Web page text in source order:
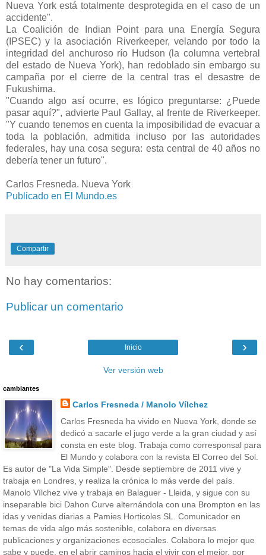
Nueva York está totalmente desprotegida en el caso de un
accidente".
La Coalición de Indian Point para una Energía Segura
(IPSEC) y la asociación Riverkeeper, velando por todo la
integridad del anchuroso río Hudson (la columna vertebral
del estado de Nueva York), han redoblado sin embargo su
campaña por el cierre de la central tras el desastre de
Fukushima.
"Cuando algo así ocurre, es lógico preguntarse: ¿Puede
pasar aquí?", advierte Paul Gallay, al frente de Riverkeeper.
"Y cuando tenemos en cuenta la imposibilidad de evacuar a
toda la población, admitida incluso por las autoridades
federales, hay una cosa segura: esta central de 40 años no
debería tener un futuro".
Carlos Fresneda. Nueva York
Publicado en El Mundo.es
Compartir
No hay comentarios:
Publicar un comentario
‹ ›
Inicio
Ver versión web
cambiantes
Carlos Fresneda / Manolo Vílchez
Carlos Fresneda ha vivido en Nueva York, donde se
dedicó a sacarle el jugo verde a la gran ciudad y así
consta en este blog. Trabaja como corresponsal para
El Mundo y colabora con la revista El Correo del Sol.
Es autor de "La Vida Simple". Desde septiembre de 2011 vive y
trabaja en Londres, y realiza la crónica lo más verde del país.
Manolo Vílchez vive y trabaja en Balaguer - Lleida, y sigue con su
inseparable bici Dahon Curve alternándola con una Brompton en las
idas y venidas diarias a Pamies Horticoles SL. Comunicador en
temas de vida algo más sostenible, colabora en diversas
publicaciones y organizaciones ecosociales. Colabora lo mejor que
sabe y puede, en el abrir caminos hacia el vivir con el mejor, por